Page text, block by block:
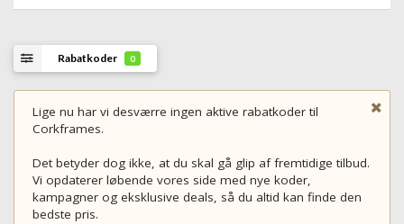
Rabatkoder 0
Lige nu har vi desværre ingen aktive rabatkoder til
Corkframes.
Det betyder dog ikke, at du skal gå glip af fremtidige tilbud.
Vi opdaterer løbende vores side med nye koder,
kampagner og eksklusive deals, så du altid kan finde den
bedste pris.